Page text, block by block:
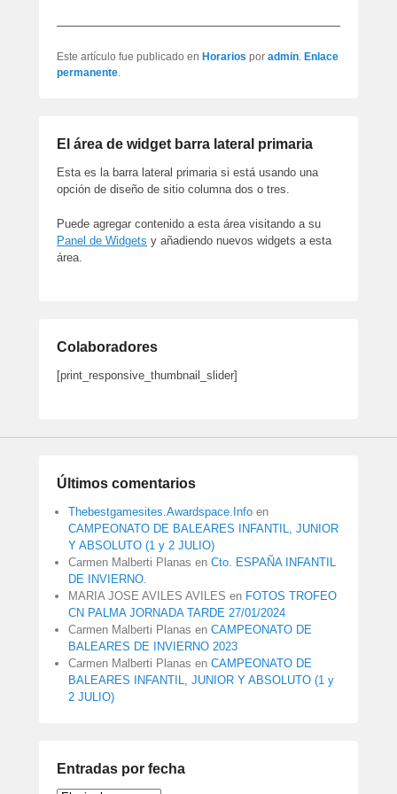
Este artículo fue publicado en Horarios por admin. Enlace
permanente.
El área de widget barra lateral primaria
Esta es la barra lateral primaria si está usando una
opción de diseño de sitio columna dos o tres.
Puede agregar contenido a esta área visitando a su
Panel de Widgets y añadiendo nuevos widgets a esta
área.
Colaboradores
[print_responsive_thumbnail_slider]
Últimos comentarios
Thebestgamesites.Awardspace.Info en
CAMPEONATO DE BALEARES INFANTIL, JUNIOR
Y ABSOLUTO (1 y 2 JULIO)
Carmen Malberti Planas en Cto. ESPAÑA INFANTIL
DE INVIERNO.
MARIA JOSE AVILES AVILES en FOTOS TROFEO
CN PALMA JORNADA TARDE 27/01/2024
Carmen Malberti Planas en CAMPEONATO DE
BALEARES DE INVIERNO 2023
Carmen Malberti Planas en CAMPEONATO DE
BALEARES INFANTIL, JUNIOR Y ABSOLUTO (1 y
2 JULIO)
Entradas por fecha